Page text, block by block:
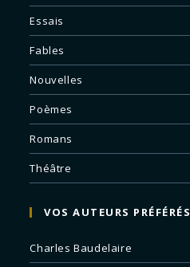
Essais
Fables
Nouvelles
Poèmes
Romans
Théâtre
VOS AUTEURS PRÉFÉRÉS
Charles Baudelaire